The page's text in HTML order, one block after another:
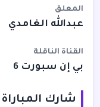
المعلق
عبدالله الغامدي
القناة الناقلة
بي إن سبورت 6
شارك المباراة